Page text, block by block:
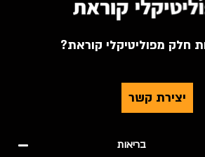
חלק מפוליטיקלי קוראת?
יצירת קשר
בריאות